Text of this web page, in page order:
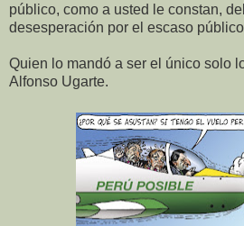
público, como a usted le constan,
desesperación por el escaso
Quien lo mandó a ser el único solo
Alfonso Ugarte.